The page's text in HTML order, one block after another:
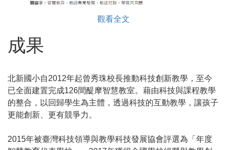
觀看全文
成果
北新國小自2012年起曾秀珠校長推動科技創新教學，至今
已全面建置完成126間醍摩智慧教室。藉由科技與課程教學
的整合，以回歸學生為主體，透過科技的互動教學，讓孩子
更能創新、更有競爭力。
2015年被臺灣科技領導與教學科技發展協會評選為「年度